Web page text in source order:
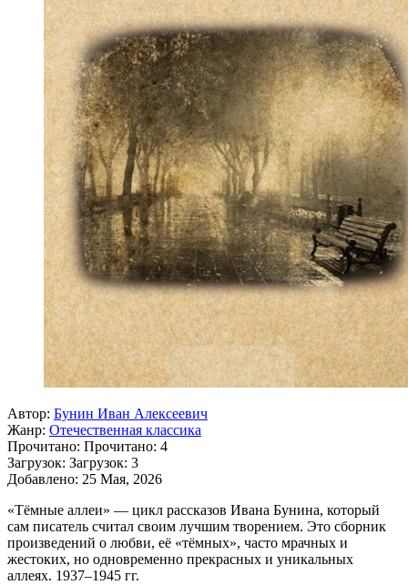
Автор: Бунин Иван Алексеевич
Жанр: Отечественная классика
Прочитано: Прочитано: 4
Загрузок: Загрузок: 3
Добавлено: 25 Мая, 2026
«Тёмные аллеи» — цикл рассказов Ивана Бунина, который
сам писатель считал своим лучшим творением. Это сборник
произведений о любви, её «тёмных», часто мрачных и
жестоких, но одновременно прекрасных и уникальных
аллеях. 1937–1945 гг.